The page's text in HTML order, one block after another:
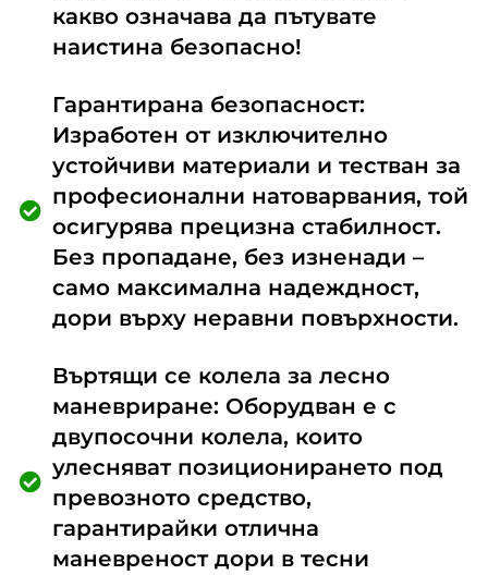
какво означава да пътувате
наистина безопасно!
Гарантирана безопасност:
Изработен от изключително
устойчиви материали и тестван за
професионални натоварвания, той
осигурява прецизна стабилност.
Без пропадане, без изненади –
само максимална надеждност,
дори върху неравни повърхности.
Въртящи се колела за лесно
маневриране: Оборудван е с
двупосочни колела, които
улесняват позиционирането под
превозното средство,
гарантирайки отлична
маневреност дори в тесни